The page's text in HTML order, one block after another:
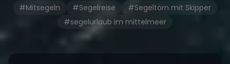
#Mitsegeln #Segelreise
#Segeltörn mit Skipper
#segelurlaub im mittelmeer